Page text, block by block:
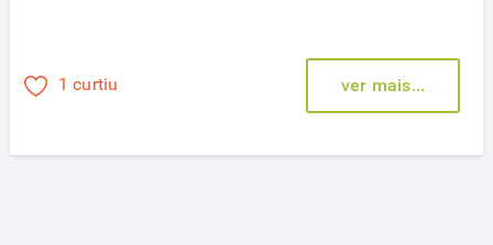
1 curtiu ver mais...